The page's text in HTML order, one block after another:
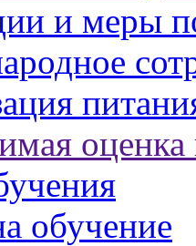
и меры
оценка
обучение